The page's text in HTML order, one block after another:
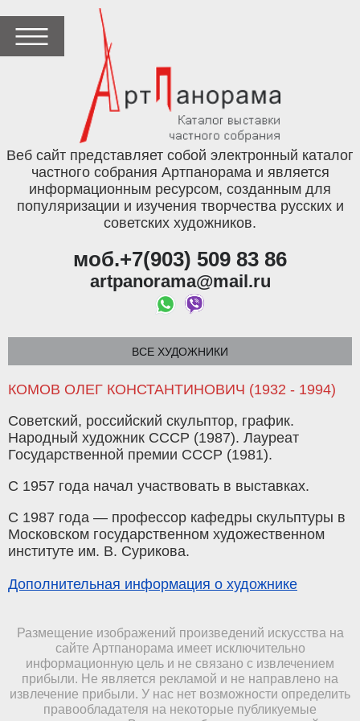
Веб сайт представляет собой электронный каталог
частного собрания Артпанорама и является
информационным ресурсом, созданным для
популяризации и изучения творчества русских и
советских художников.
моб.+7(903) 509 83 86
artpanorama@mail.ru
ВСЕ ХУДОЖНИКИ
КОМОВ ОЛЕГ КОНСТАНТИНОВИЧ (1932 - 1994)
Советский, российский скульптор, график.
Народный художник СССР (1987). Лауреат
Государственной премии СССР (1981).
С 1957 года начал участвовать в выставках.
С 1987 года — профессор кафедры скульптуры в
Московском государственном художественном
институте им. В. Сурикова.
Дополнительная информация о художнике
Размещение изображений произведений искусства на
сайте Артпанорама имеет исключительно
информационную цель и не связано с извлечением
прибыли. Не является рекламой и не направлено на
извлечение прибыли. У нас нет возможности определить
правообладателя на некоторые публикуемые